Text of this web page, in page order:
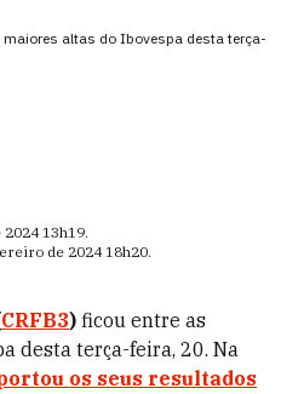
altas do Ibovespa desta terça-
2024 13h19.
de 2024 18h20.
CRFB3) ficou entre as
desta terça-feira, 20. Na
os seus resultados